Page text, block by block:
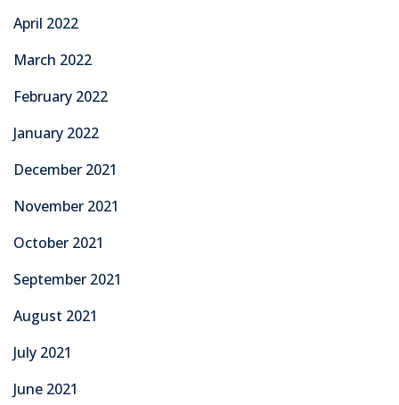
April 2022
March 2022
February 2022
January 2022
December 2021
November 2021
October 2021
September 2021
August 2021
July 2021
June 2021